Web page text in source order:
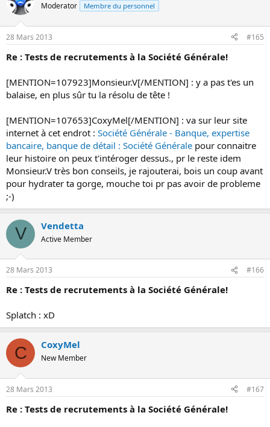
Moderator Membre du personnel
28 Mars 2013 #165
Re : Tests de recrutements à la Société Générale!
[MENTION=107923]Monsieur.V[/MENTION] : y a pas t'es un
balaise, en plus sûr tu la résolu de tête !
[MENTION=107653]CoxyMel[/MENTION] : va sur leur site
internet à cet endrot : Société Générale - Banque, expertise
bancaire, banque de détail : Société Générale pour connaitre
leur histoire on peux t'intéroger dessus., pr le reste idem
Monsieur.V très bon conseils, je rajouterai, bois un coup avant
pour hydrater ta gorge, mouche toi pr pas avoir de probleme
;-)
V Vendetta
Active Member
28 Mars 2013 #166
Re : Tests de recrutements à la Société Générale!
Splatch : xD
C CoxyMel
New Member
28 Mars 2013 #167
Re : Tests de recrutements à la Société Générale!